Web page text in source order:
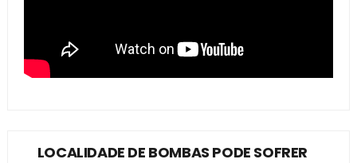
LOCALIDADE DE BOMBAS PODE SOFRER